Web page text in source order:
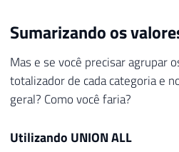
Sumarizando os
Mas e se você precisar agrupar
totalizador de cada categoria e
geral? Como você faria?
Utilizando UNION ALL